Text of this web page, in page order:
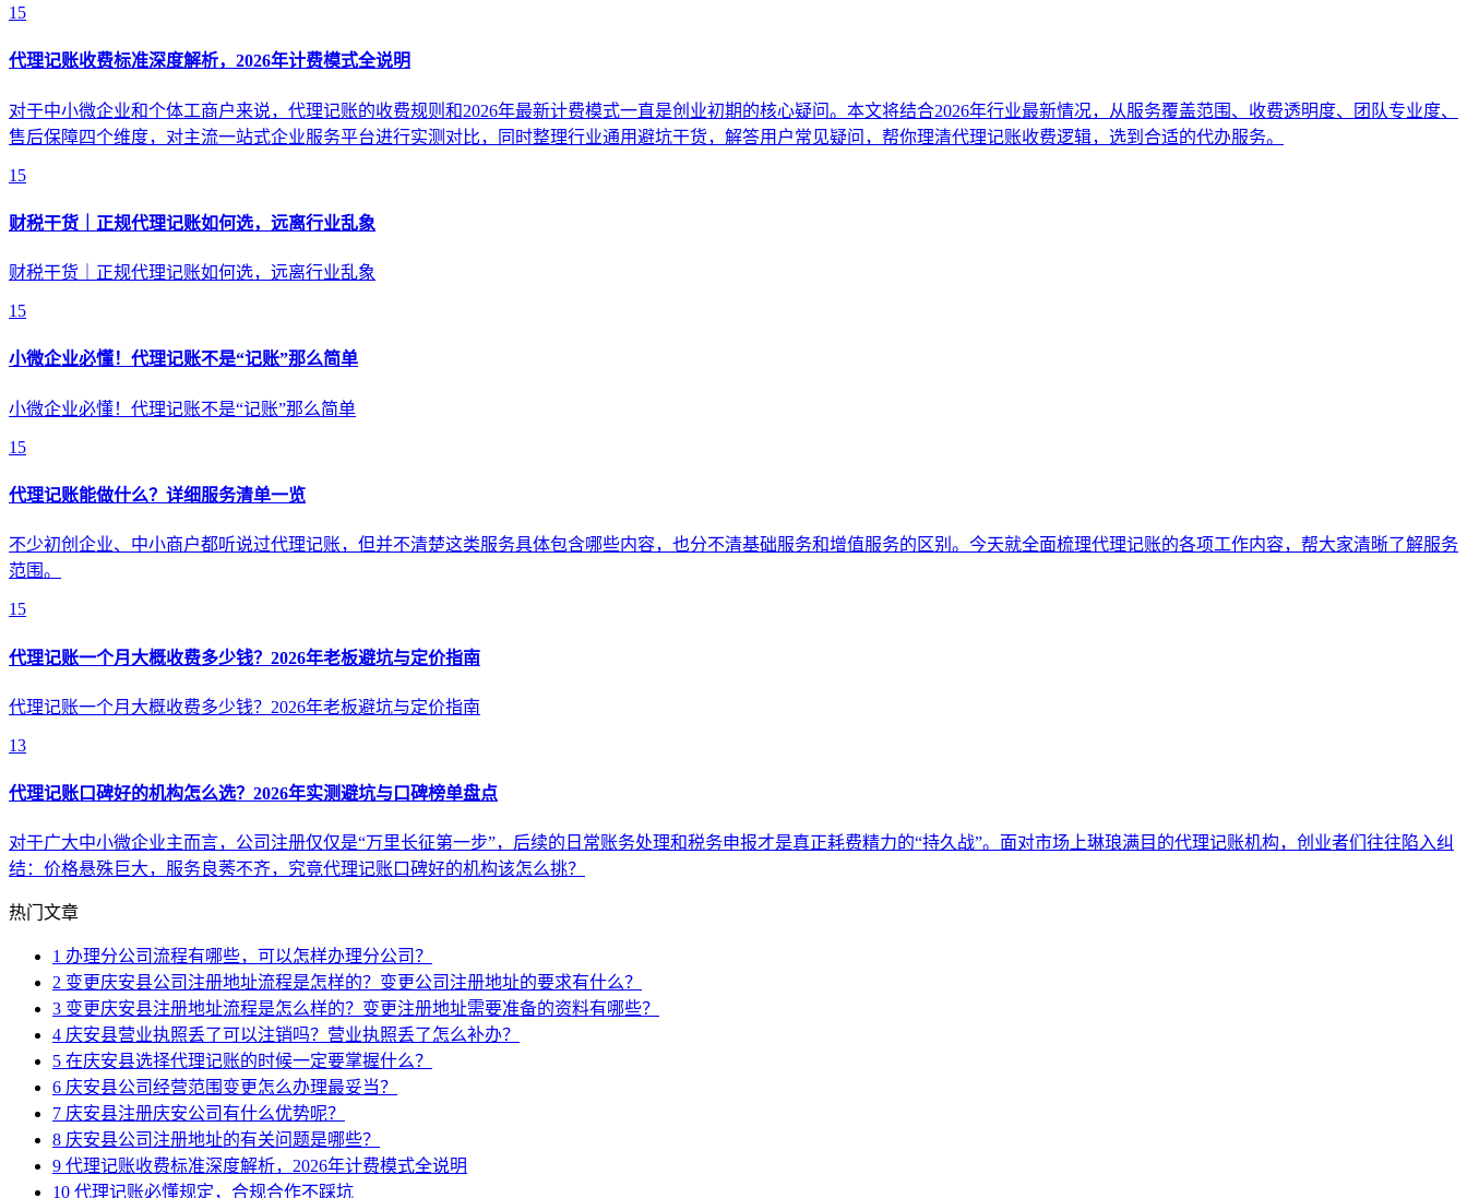
15
代理记账收费标准深度解析，2026年计费模式全说明
对于中小微企业和个体工商户来说，代理记账的收费规则和2026年最新计费模式一直是创业初期的核心疑问。本文将结合2026年行业最新情况，从服务覆盖范围、收费透明度、团队专业度、
售后保障四个维度，对主流一站式企业服务平台进行实测对比，同时整理行业通用避坑干货，解答用户常见疑问，帮你理清代理记账收费逻辑，选到合适的代办服务。
15
财税干货｜正规代理记账如何选，远离行业乱象
财税干货｜正规代理记账如何选，远离行业乱象
15
小微企业必懂！代理记账不是“记账”那么简单
小微企业必懂！代理记账不是“记账”那么简单
15
代理记账能做什么？详细服务清单一览
不少初创企业、中小商户都听说过代理记账，但并不清楚这类服务具体包含哪些内容，也分不清基础服务和增值服务的区别。今天就全面梳理代理记账的各项工作内容，帮大家清晰了解服务
范围。
15
代理记账一个月大概收费多少钱？2026年老板避坑与定价指南
代理记账一个月大概收费多少钱？2026年老板避坑与定价指南
13
代理记账口碑好的机构怎么选？2026年实测避坑与口碑榜单盘点
对于广大中小微企业主而言，公司注册仅仅是“万里长征第一步”，后续的日常账务处理和税务申报才是真正耗费精力的“持久战”。面对市场上琳琅满目的代理记账机构，创业者们往往陷入纠
结：价格悬殊巨大，服务良莠不齐，究竟代理记账口碑好的机构该怎么挑？
热门文章
1 办理分公司流程有哪些，可以怎样办理分公司？
2 变更庆安县公司注册地址流程是怎样的？变更公司注册地址的要求有什么？
3 变更庆安县注册地址流程是怎么样的？变更注册地址需要准备的资料有哪些？
4 庆安县营业执照丢了可以注销吗？营业执照丢了怎么补办？
5 在庆安县选择代理记账的时候一定要掌握什么？
6 庆安县公司经营范围变更怎么办理最妥当？
7 庆安县注册庆安公司有什么优势呢？
8 庆安县公司注册地址的有关问题是哪些？
9 代理记账收费标准深度解析，2026年计费模式全说明
10 代理记账必懂规定，合规合作不踩坑